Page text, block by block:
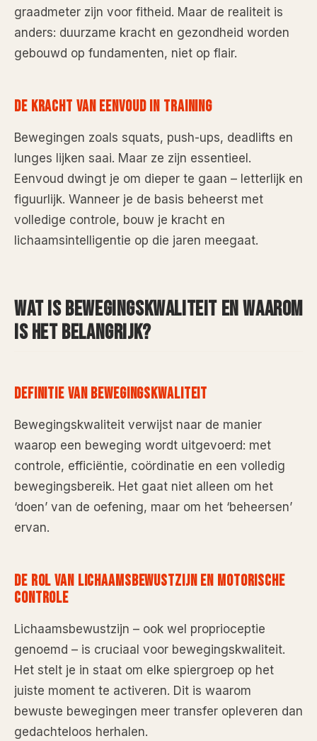
graadmeter zijn voor fitheid. Maar de realiteit is
anders: duurzame kracht en gezondheid worden
gebouwd op fundamenten, niet op flair.
DE KRACHT VAN EENVOUD IN TRAINING
Bewegingen zoals squats, push-ups, deadlifts en
lunges lijken saai. Maar ze zijn essentieel.
Eenvoud dwingt je om dieper te gaan – letterlijk en
figuurlijk. Wanneer je de basis beheerst met
volledige controle, bouw je kracht en
lichaamsintelligentie op die jaren meegaat.
WAT IS BEWEGINGSKWALITEIT EN WAAROM
IS HET BELANGRIJK?
DEFINITIE VAN BEWEGINGSKWALITEIT
Bewegingskwaliteit verwijst naar de manier
waarop een beweging wordt uitgevoerd: met
controle, efficiëntie, coördinatie en een volledig
bewegingsbereik. Het gaat niet alleen om het
‘doen’ van de oefening, maar om het ‘beheersen’
ervan.
DE ROL VAN LICHAAMSBEWUSTZIJN EN MOTORISCHE
CONTROLE
Lichaamsbewustzijn – ook wel proprioceptie
genoemd – is cruciaal voor bewegingskwaliteit.
Het stelt je in staat om elke spiergroep op het
juiste moment te activeren. Dit is waarom
bewuste bewegingen meer transfer opleveren dan
gedachteloos herhalen.